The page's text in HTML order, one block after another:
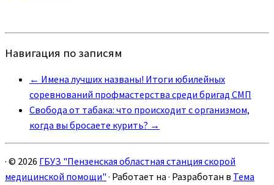
Навигация по записям
← Имена лучших названы! Итоги юбилейных
соревнований профмастерства среди бригад СМП
Свобода от табака: что происходит с организмом,
когда вы бросаете курить? →
· © 2026 ГБУЗ "Пензенская областная станция скорой
медицинской помощи" · Работает на · Разработан в Тема